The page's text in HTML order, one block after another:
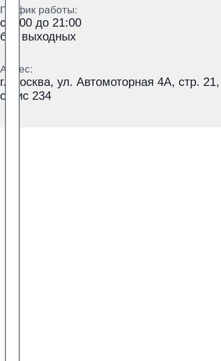
График работы:
с 9:00 до 21:00
без выходных
Адрес:
г. Москва, ул. Автомоторная 4А, стр. 21,
офис 234